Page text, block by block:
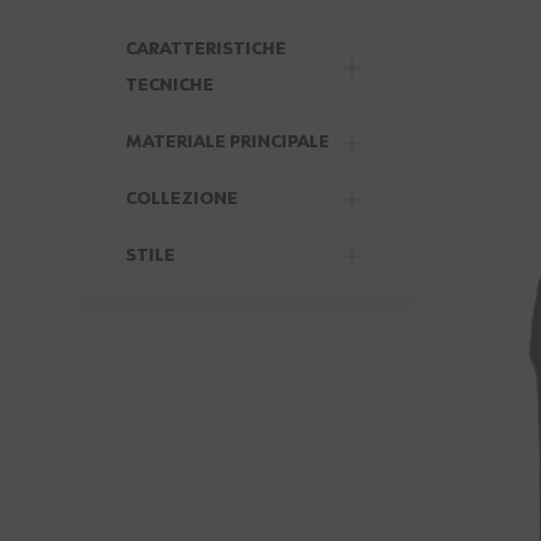
CARATTERISTICHE
TECNICHE
MATERIALE PRINCIPALE
COLLEZIONE
STILE